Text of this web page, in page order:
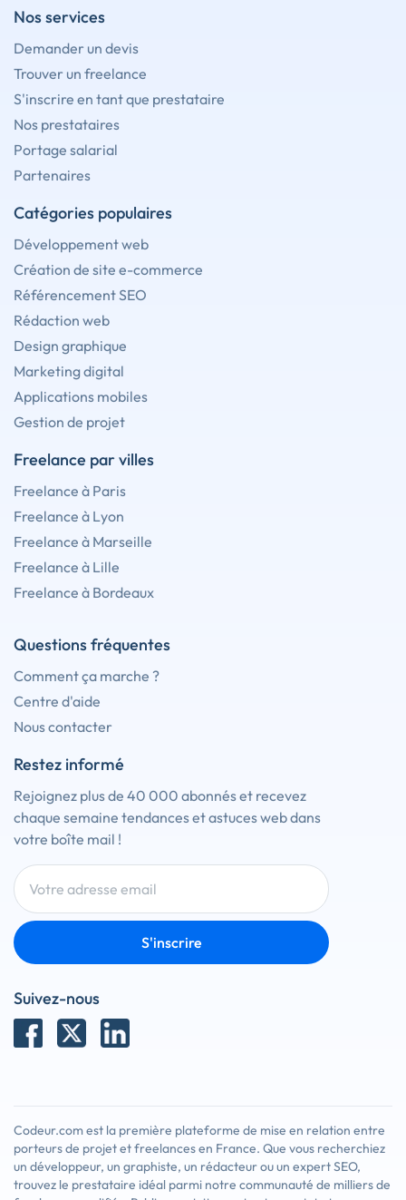
Nos services
Demander un devis
Trouver un freelance
S'inscrire en tant que prestataire
Nos prestataires
Portage salarial
Partenaires
Catégories populaires
Développement web
Création de site e-commerce
Référencement SEO
Rédaction web
Design graphique
Marketing digital
Applications mobiles
Gestion de projet
Freelance par villes
Freelance à Paris
Freelance à Lyon
Freelance à Marseille
Freelance à Lille
Freelance à Bordeaux
Questions fréquentes
Comment ça marche ?
Centre d'aide
Nous contacter
Restez informé
Rejoignez plus de 40 000 abonnés et recevez
chaque semaine tendances et astuces web dans
votre boîte mail !
S'inscrire
Suivez-nous
Codeur.com est la première plateforme de mise en relation entre
porteurs de projet et freelances en France. Que vous recherchiez
un développeur, un graphiste, un rédacteur ou un expert SEO,
trouvez le prestataire idéal parmi notre communauté de milliers de